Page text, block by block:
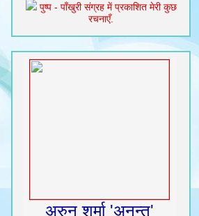
पुष्प - पाँखुरी संग्रह में प्रकाशित मेरी कुछ
रचनाएँ.
अरुन शर्मा 'अनन्त'